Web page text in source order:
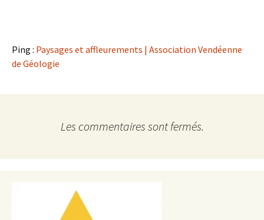
Ping : Paysages et affleurements | Association Vendéenne
de Géologie
Les commentaires sont fermés.